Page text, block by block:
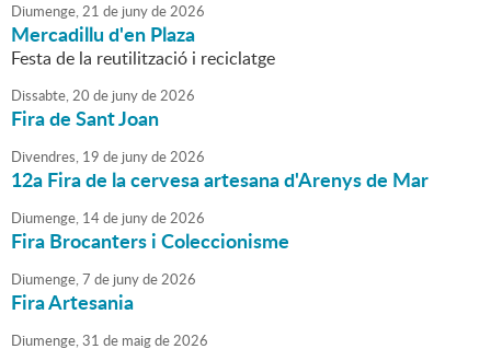
Diumenge,21 de junyde2026
Mercadillu d'en Plaza
Festa de la reutilització i reciclatge
Dissabte,20 de junyde2026
Fira de Sant Joan
Divendres, 19 de junyde2026
12a Fira de la cervesa artesana d'Arenys de Mar
Diumenge, 14de junyde2026
Fira Brocanters i Coleccionisme
Diumenge,7 de junyde2026
Fira Artesania
Diumenge,31 de maigde2026